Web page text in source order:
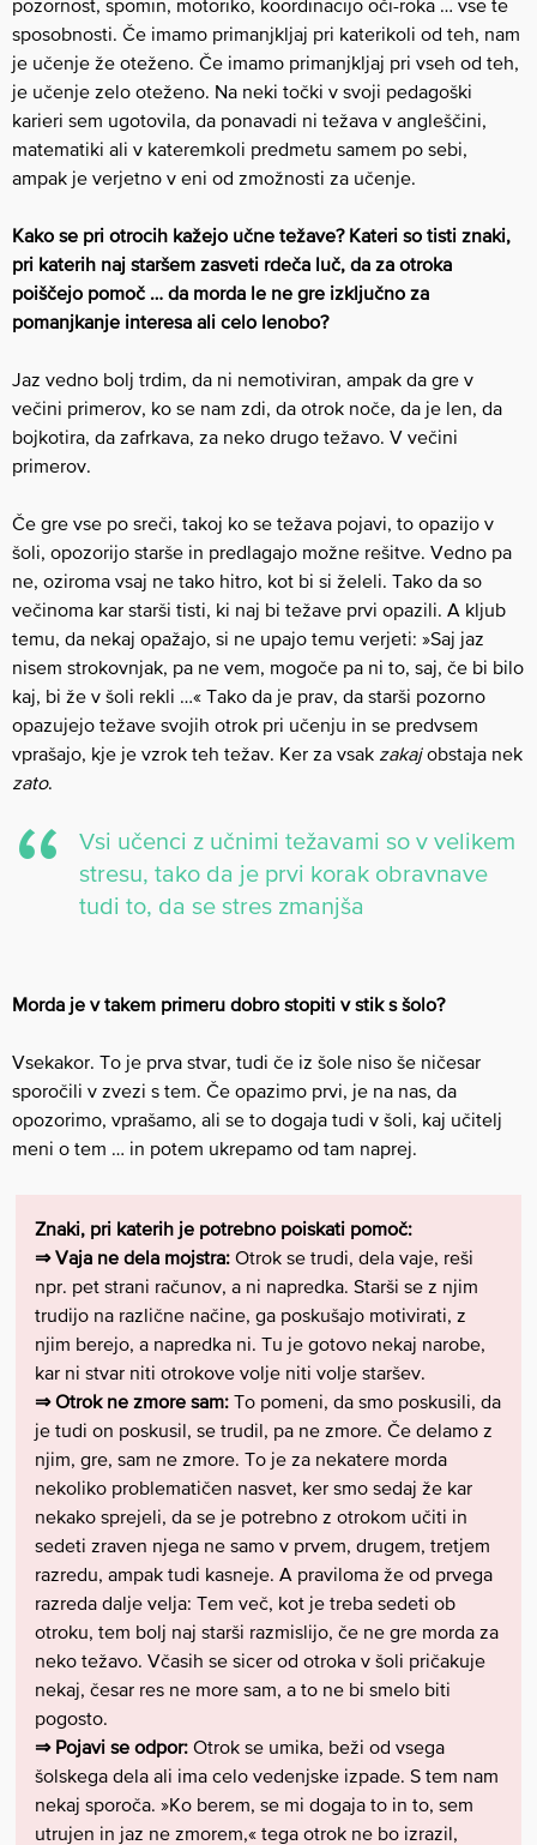
pozornost, spomin, motoriko, koordinacijo oči-roka … vse te
sposobnosti. Če imamo primanjkljaj pri katerikoli od teh, nam
je učenje že oteženo. Če imamo primanjkljaj pri vseh od teh,
je učenje zelo oteženo. Na neki točki v svoji pedagoški
karieri sem ugotovila, da ponavadi ni težava v angleščini,
matematiki ali v kateremkoli predmetu samem po sebi,
ampak je verjetno v eni od zmožnosti za učenje.
Kako se pri otrocih kažejo učne težave? Kateri so tisti znaki,
pri katerih naj staršem zasveti rdeča luč, da za otroka
poiščejo pomoč … da morda le ne gre izključno za
pomanjkanje interesa ali celo lenobo?
Jaz vedno bolj trdim, da ni nemotiviran, ampak da gre v
večini primerov, ko se nam zdi, da otrok noče, da je len, da
bojkotira, da zafrkava, za neko drugo težavo. V večini
primerov.
Če gre vse po sreči, takoj ko se težava pojavi, to opazijo v
šoli, opozorijo starše in predlagajo možne rešitve. Vedno pa
ne, oziroma vsaj ne tako hitro, kot bi si želeli. Tako da so
večinoma kar starši tisti, ki naj bi težave prvi opazili. A kljub
temu, da nekaj opažajo, si ne upajo temu verjeti: »Saj jaz
nisem strokovnjak, pa ne vem, mogoče pa ni to, saj, če bi bilo
kaj, bi že v šoli rekli …« Tako da je prav, da starši pozorno
opazujejo težave svojih otrok pri učenju in se predvsem
vprašajo, kje je vzrok teh težav. Ker za vsak zakajobstaja nek
zato.
Vsi učenci z učnimi težavami so v velikem
stresu, tako da je prvi korak obravnave
tudi to, da se stres zmanjša
Morda je v takem primeru dobro stopiti v stik s šolo?
Vsekakor. To je prva stvar, tudi če iz šole niso še ničesar
sporočili v zvezi s tem. Če opazimo prvi, je na nas, da
opozorimo, vprašamo, ali se to dogaja tudi v šoli, kaj učitelj
meni o tem … in potem ukrepamo od tam naprej.
Znaki, pri katerih je potrebno poiskati pomoč:
⇒ Vaja ne dela mojstra: Otrok se trudi, dela vaje, reši
npr. pet strani računov, a ni napredka. Starši se z njim
trudijo na različne načine, ga poskušajo motivirati, z
njim berejo, a napredka ni. Tu je gotovo nekaj narobe,
kar ni stvar niti otrokove volje niti volje staršev.
⇒ Otrok ne zmore sam: To pomeni, da smo poskusili, da
je tudi on poskusil, se trudil, pa ne zmore. Če delamo z
njim, gre, sam ne zmore. To je za nekatere morda
nekoliko problematičen nasvet, ker smo sedaj že kar
nekako sprejeli, da se je potrebno z otrokom učiti in
sedeti zraven njega ne samo v prvem, drugem, tretjem
razredu, ampak tudi kasneje. A praviloma že od prvega
razreda dalje velja: Tem več, kot je treba sedeti ob
otroku, tem bolj naj starši razmislijo, če ne gre morda za
neko težavo. Včasih se sicer od otroka v šoli pričakuje
nekaj, česar res ne more sam, a to ne bi smelo biti
pogosto.
⇒ Pojavi se odpor: Otrok se umika, beži od vsega
šolskega dela ali ima celo vedenjske izpade. S tem nam
nekaj sporoča. »Ko berem, se mi dogaja to in to, sem
utrujen in jaz ne zmorem,« tega otrok ne bo izrazil,